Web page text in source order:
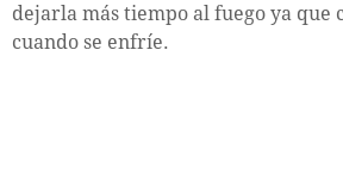
dejarla más tiempo al fuego ya que
cuando se enfríe.